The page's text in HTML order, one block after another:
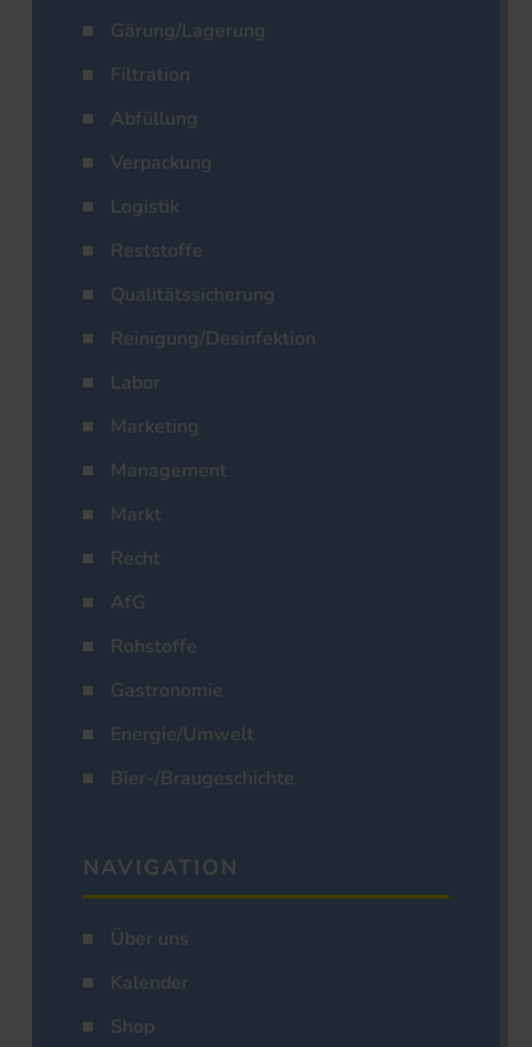
Gärung/Lagerung
Filtration
Abfüllung
Verpackung
Logistik
Reststoffe
Qualitätssicherung
Reinigung/Desinfektion
Labor
Marketing
Management
Markt
Recht
AfG
Rohstoffe
Gastronomie
Energie/Umwelt
Bier-/Braugeschichte
NAVIGATION
Über uns
Kalender
Shop